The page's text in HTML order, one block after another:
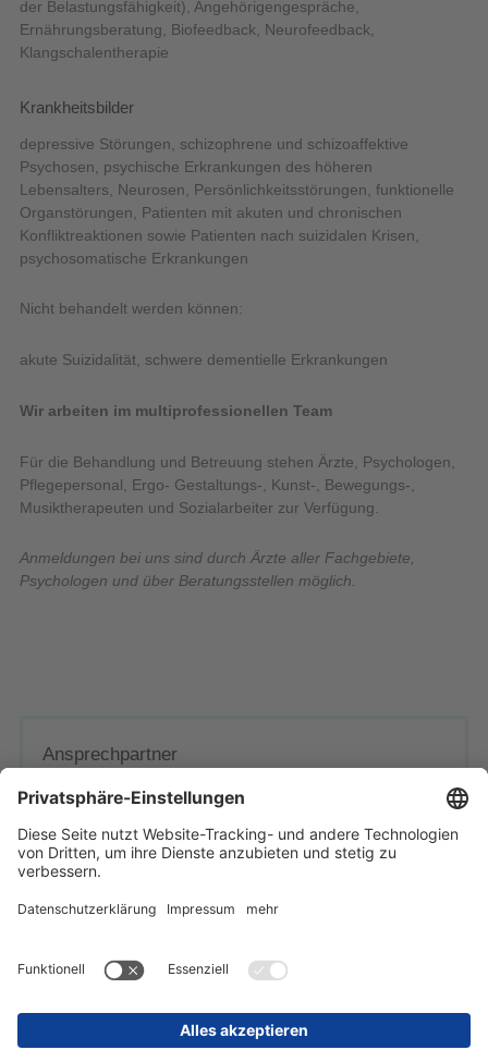
der Belastungsfähigkeit), Angehörigengespräche,
Ernährungsberatung, Biofeedback, Neurofeedback,
Klangschalentherapie
Krankheitsbilder
depressive Störungen, schizophrene und schizoaffektive
Psychosen, psychische Erkrankungen des höheren
Lebensalters, Neurosen, Persönlichkeitsstörungen, funktionelle
Organstörungen, Patienten mit akuten und chronischen
Konfliktreaktionen sowie Patienten nach suizidalen Krisen,
psychosomatische Erkrankungen
Nicht behandelt werden können:
akute Suizidalität, schwere dementielle Erkrankungen
Wir arbeiten im multiprofessionellen Team
Für die Behandlung und Betreuung stehen Ärzte, Psychologen,
Pflegepersonal, Ergo- Gestaltungs-, Kunst-, Bewegungs-,
Musiktherapeuten und Sozialarbeiter zur Verfügung.
Anmeldungen bei uns sind durch Ärzte aller Fachgebiete,
Psychologen und über Beratungsstellen möglich.
Ansprechpartner
OÄ kommissarisch Stefanie Fehre
Anmeldung: Tel.: 034204 87-4105 (Di u. Do.: 13 bis
14 Uhr)